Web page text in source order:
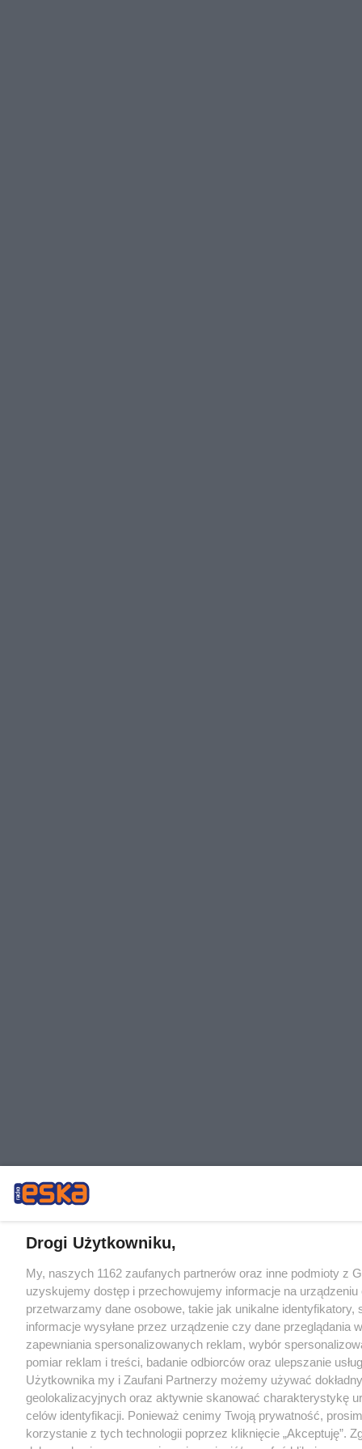
Drogi Użytkowniku,
My, naszych 1162 zaufanych partnerów oraz inne podmioty z
uzyskujemy dostęp i przechowujemy informacje na urządzeniu
przetwarzamy dane osobowe, takie jak unikalne identyfikatory,
informacje wysyłane przez urządzenie czy dane przeglądania
zapewniania spersonalizowanych reklam, wybór
pomiar reklam i treści, badanie odbiorców oraz ulepszanie
Użytkownika my i Zaufani Partnerzy możemy używać
geolokalizacyjnych oraz aktywnie skanować charakterystykę
celów identyfikacji. Ponieważ cenimy Twoją prywatność,
korzystanie z tych technologii poprzez kliknięcie „Akceptuję”.